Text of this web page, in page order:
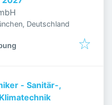
Deutschland
- Sanitär-,